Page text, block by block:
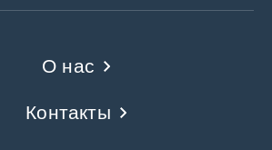
О нас
Контакты